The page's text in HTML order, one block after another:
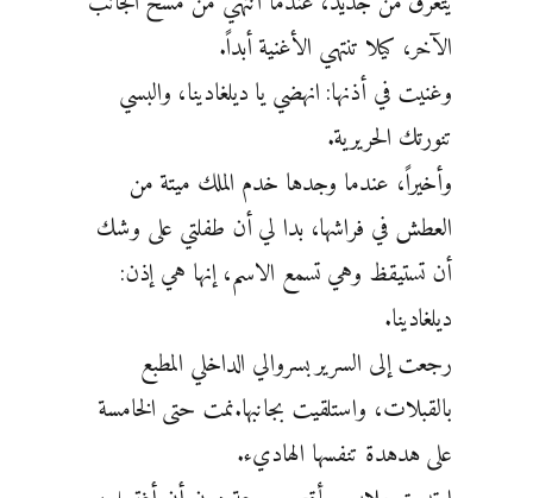
الآخر، كيلا تنتهي الأغنية أبداً.
وغنيت في ‏أذنها: انهضي يا ديلغادينا، والبسي
تنورتك الحريرية.
وأخيراً، عندما وجدها خدم الملك ميتة من
العطش في ‏فراشها، بدا لي أن طفلتي على وشك
أن تستيقظ وهي تسمع الاسم، إنها هي إذن:
ديلغادينا.
رجعت إلى السرير ‏بسروالي الداخلي المطبع
بالقبلات، واستلقيت بجانبها.نمت حتى الخامسة
على هدهدة تنفسها الهاديء.